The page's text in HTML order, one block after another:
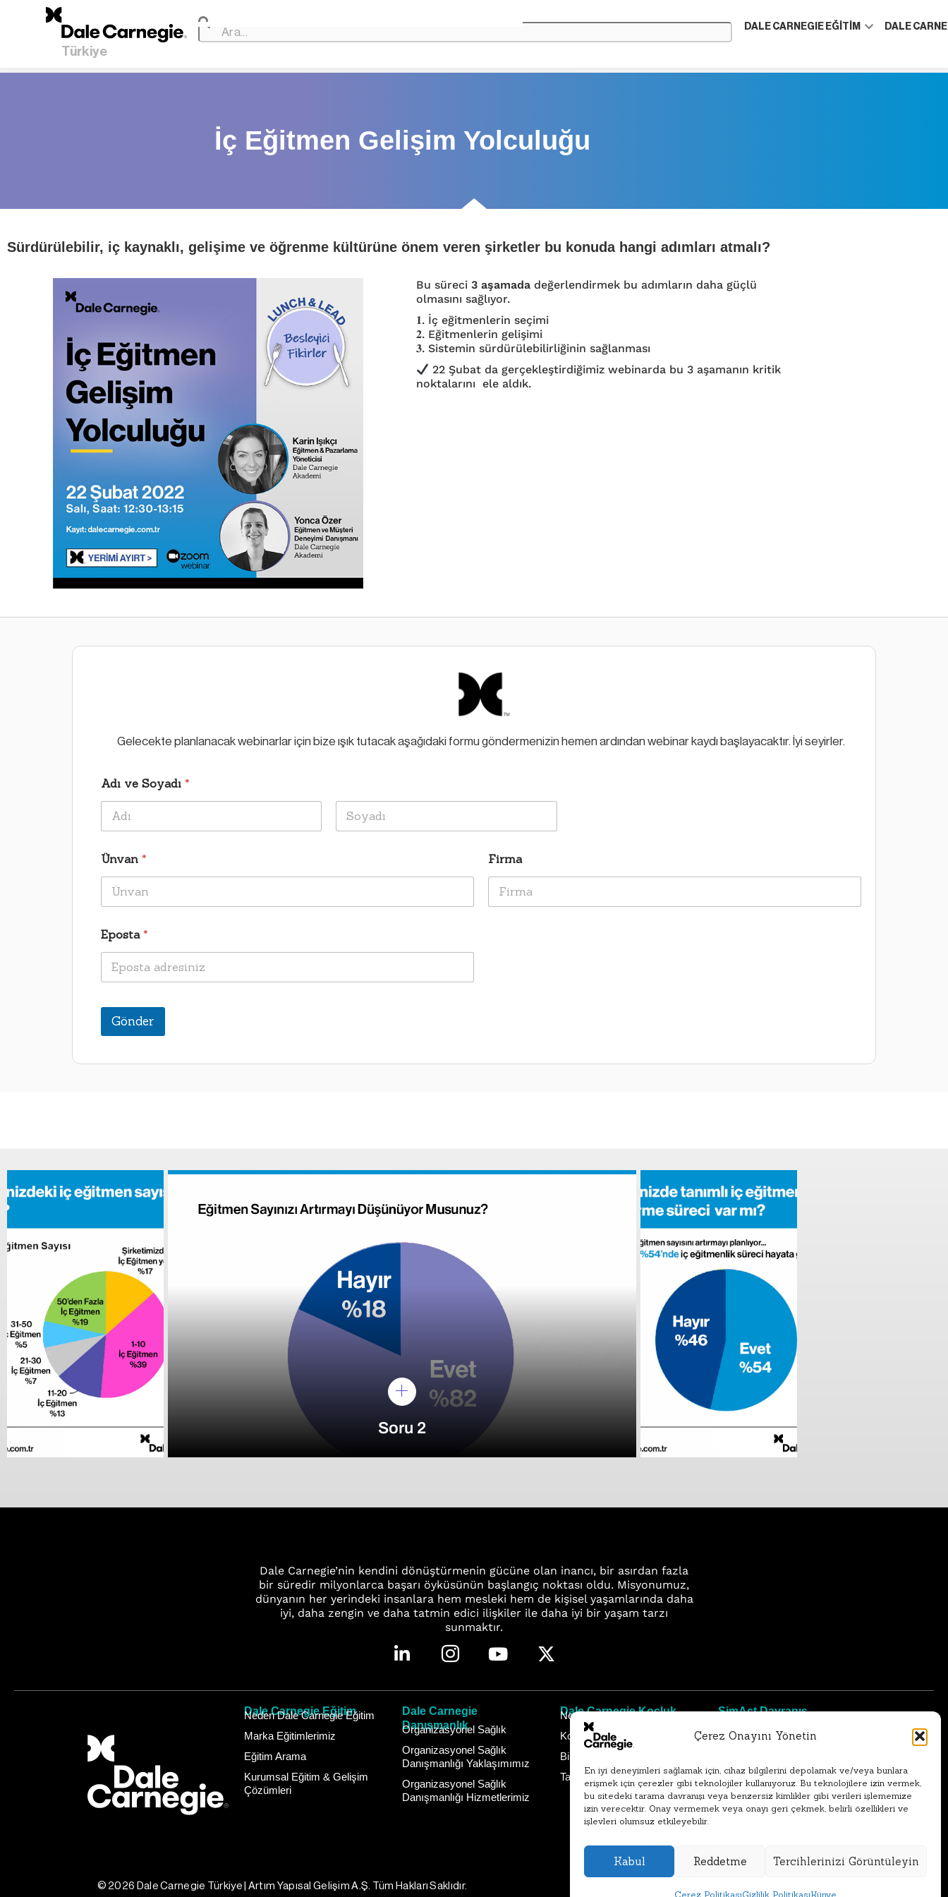
Çerez Onayını Yönetin
En iyi deneyimleri sağlamak için, cihaz bilgilerini depolamak ve/veya bunlara
erişmek için çerezler gibi teknolojiler kullanıyoruz. Bu teknolojilere izin vermek,
bu sitedeki tarama davranışı veya benzersiz kimlikler gibi verileri işlememize
izin verecektir. Onay vermemek veya onayı geri çekmek, belirli özellikleri ve
işlevleri olumsuz etkileyebilir.
Kabul Reddetme Tercihlerinizi Görüntüleyin
Çerez PolitikasıGizlilik PolitikasıKünye
Türkiye
DALE CARNEGIE EĞİTİM DALE
İç Eğitmen Gelişim Yolculuğu
Sürdürülebilir, iç kaynaklı, gelişime ve öğrenme kültürüne önem veren şirketler bu konuda hangi adımları atmalı?
Bu süreci 3 aşamada değerlendirmek bu adımların daha güçlü
olmasını sağlıyor.
𝟏. İç eğitmenlerin seçimi
𝟐. Eğitmenlerin gelişimi
𝟑. Sistemin sürdürülebilirliğinin sağlanması
22 Şubat da gerçekleştirdiğimiz webinarda bu 3 aşamanın kritik
noktalarını ele aldık.
Gelecekte planlanacak webinarlar için bize ışık tutacak aşağıdaki formu göndermenizin hemen ardından webinar kaydı başlayacaktır. İyi seyirler.
Adı ve Soyadı *
Ünvan *
Eposta *
Firma
Gönder
Soru 2
Dale Carnegie’nin kendini dönüştürmenin gücüne olan inancı, bir asırdan fazla
bir süredir milyonlarca başarı öyküsünün başlangıç noktası oldu. Misyonumuz,
dünyanın her yerindeki insanlara hem mesleki hem de kişisel yaşamlarında daha
iyi, daha zengin ve daha tatmin edici ilişkiler ile daha iyi bir yaşam tarzı
sunmaktır.
Dale Carnegie Eğitim
Neden Dale Carnegie Eğitim
Marka Eğitimlerimiz
Eğitim Arama
Kurumsal Eğitim & Gelişim
Çözümleri
Dale Carnegie
Danışmanlık
Organizasyonel Sağlık
Organizasyonel Sağlık
Danışmanlığı Yaklaşımımız
Organizasyonel Sağlık
Danışmanlığı Hizmetlerimiz
Dale Carnegie Koçluk
Neden Dale Carnegie Koçluk
Koçluk Çözümlerimiz
Bireysel Koçluk Hizmetlerimiz
Takım Koçluğu Hizmetlerimiz
SimAct Davranış
SimAct Hakkında
Demo Talebi ve Giriş
© 2026 Dale Carnegie Türkiye | Artım Yapısal Gelişim A.Ş. Tüm Hakları Saklıdır.